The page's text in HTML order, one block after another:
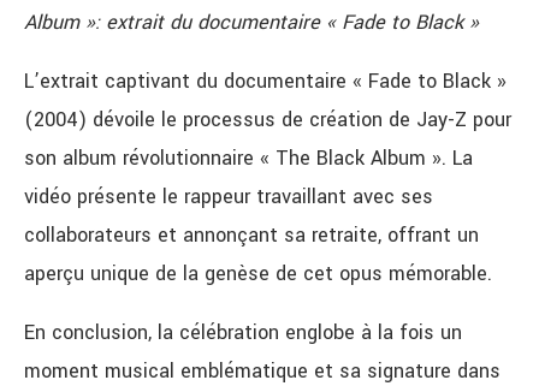
Album »: extrait du documentaire « Fade to Black »
L’extrait captivant du documentaire « Fade to Black »
(2004) dévoile le processus de création de Jay-Z pour
son album révolutionnaire « The Black Album ». La
vidéo présente le rappeur travaillant avec ses
collaborateurs et annonçant sa retraite, offrant un
aperçu unique de la genèse de cet opus mémorable.
En conclusion, la célébration englobe à la fois un
moment musical emblématique et sa signature dans